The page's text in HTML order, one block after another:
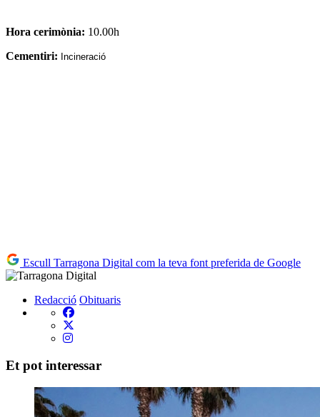
Hora cerimònia: 10.00h
Cementiri: Incineració
Escull Tarragona Digital com la teva font preferida de Google
Redacció Obituaris
Et pot interessar